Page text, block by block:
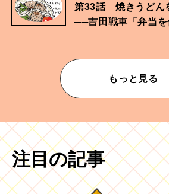
第33話 焼きうどん
──吉田戦車「弁当を
もっと見る
注目の記事